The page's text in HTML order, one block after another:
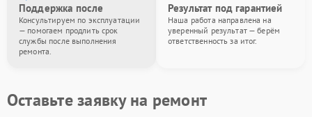
Поддержка после
Консультируем по эксплуатации
— помогаем продлить срок
службы после выполнения
ремонта.
Результат под гарантией
Наша работа направлена на
уверенный результат — берём
ответственность за итог.
Оставьте заявку на ремонт